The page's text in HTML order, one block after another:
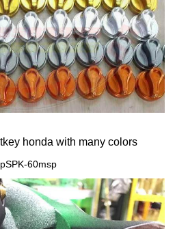
honda with many colors
60msp